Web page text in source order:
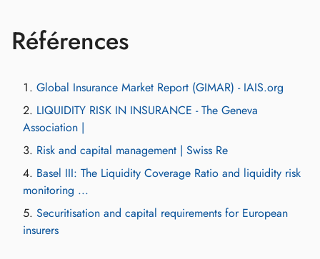
Références
Global Insurance Market Report (GIMAR) - IAIS.org
LIQUIDITY RISK IN INSURANCE - The Geneva
Association |
Risk and capital management | Swiss Re
Basel III: The Liquidity Coverage Ratio and liquidity risk
monitoring ...
Securitisation and capital requirements for European
insurers